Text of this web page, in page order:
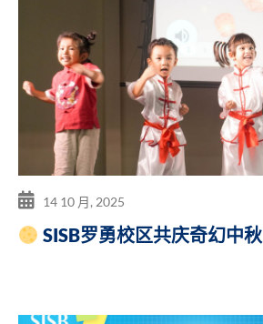
SISB罗勇校区共庆奇幻中秋
14 10 月, 2025